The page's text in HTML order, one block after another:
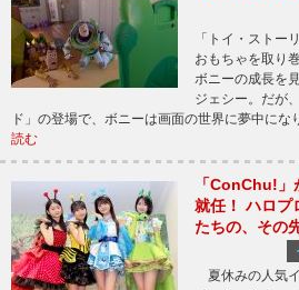
「トイ・スト
おもちゃを取り
ボニーの成長を
ジェシー。だが
ド」の登場で、ボニーは画面の世界に夢中に
読む
「ConChu!
就任！ ハロプ
たちの、その
夏休みの人気